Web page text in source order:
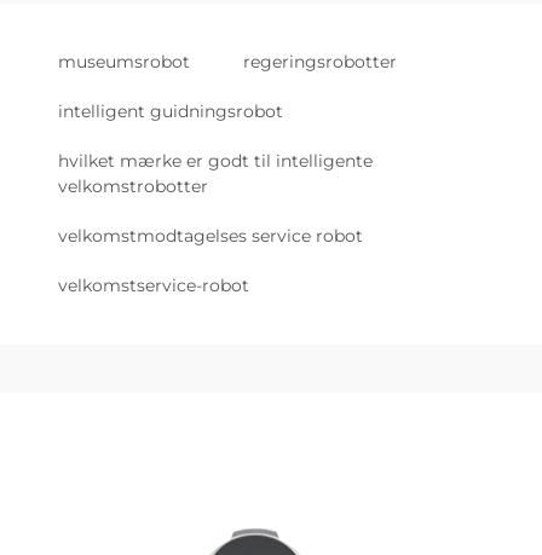
museumsrobot regeringsrobotter
intelligent guidningsrobot
hvilket mærke er godt til intelligente
velkomstrobotter
velkomstmodtagelses service robot
velkomstservice-robot